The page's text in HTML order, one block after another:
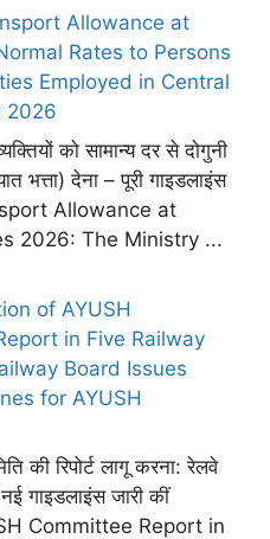
Allowance at
Rates to Persons
Employed in Central
2026
को सामान्य दर से दोगुनी
भत्ता) देना – पूरी गाइडलाइंस
Allowance at
2026: The Ministry ...
of AYUSH
in Five Railway
Board Issues
for AYUSH
की रिपोर्ट लागू करना: रेलवे
गाइडलाइंस जारी कीं
Committee Report in